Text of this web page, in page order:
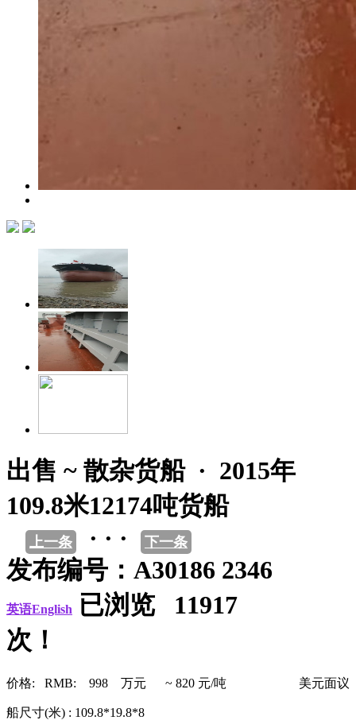
出售 ~ 散杂货船 · 2015年
109.8米12174吨货船
上一条 · · · 下一条
发布编号：A30186 2346
英语English
已浏览 11917
次！
价格: RMB: 998 万元 ~ 820 元/吨 美元面议
船尺寸(米) : 109.8*19.8*8